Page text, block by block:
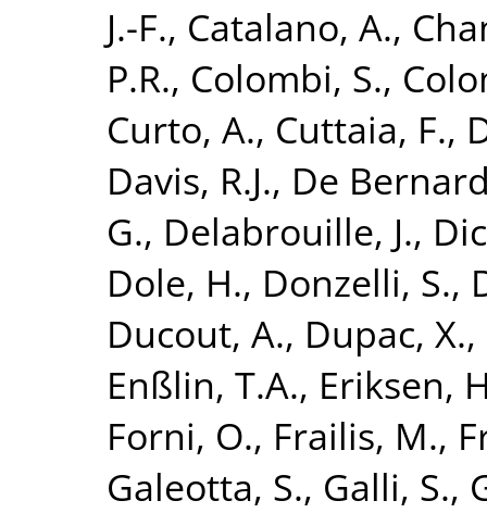
J.-F., Catalano, A.,
P.R., Colombi, S.,
Curto, A., Cuttaia, F.,
Davis, R.J., De
G., Delabrouille, J.,
Dole, H., Donzelli, S.,
Ducout, A., Dupac, X.,
Enßlin, T.A., Eriksen,
Forni, O., Frailis, M.,
Galeotta, S., Galli, S.,